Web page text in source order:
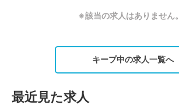
※該当の求人はありません。
キープ中の求人一覧へ
最近見た求人